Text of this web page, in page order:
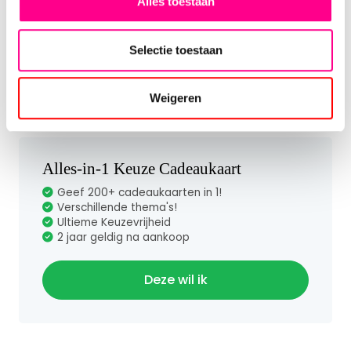
Selectie toestaan
Weigeren
verzorgingsproducten, er is altijd wel iets passends
te vinden. Een stijlvol cadeau voor elke
De cadeaukaart is 2 jaar geldig na uitgifte, wordt
standaard geleverd in een cadeaubox.
Toon meer
Alles-in-1 Keuze Cadeaukaart
Geef 200+ cadeaukaarten in 1!
Verschillende thema's!
Ultieme Keuzevrijheid
2 jaar geldig na aankoop
Deze wil ik